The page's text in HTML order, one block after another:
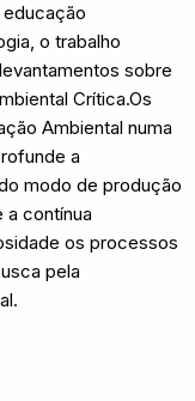
o trabalho
sobre
Crítica.Os
Ambiental numa
a
modo de produção
a contínua
os processos
pela